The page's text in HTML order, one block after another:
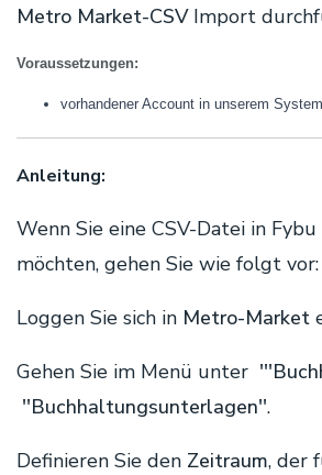
Metro Market-CSVImport
Voraussetzungen:
vorhandener Account in unserem System
Anleitung:
Wenn Sie eine CSV-Datei in
möchten, gehen Sie wie folgt vor:
Loggen Sie sich in Metro-Market
Gehen Sie im Menü unter
''Buchhaltungsunterlagen''.
Definieren Sie den Zeitraum, der